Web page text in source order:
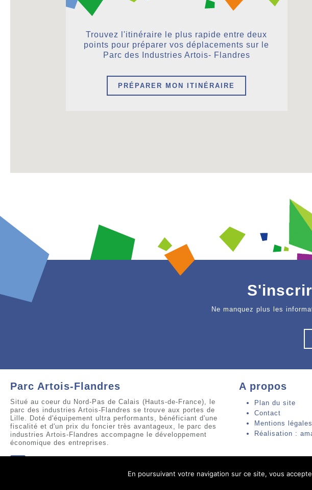
Trouvez l'itinéraire le plus rapide entre deux
points pour préparer vos déplacements sur le
Parc des Industries Artois- Flandres
PRÉPARER MON ITINÉRAIRE
Ne manquez plus les
Parc Artois-Flandres
Situé au coeur du Nord-Pas de Calais (Hauts-de-France), le
parc des industries Artois-Flandres se trouve aux portes de
Lille. Doté d'équipement ultra performants, bénéficiant d'une
fiscalité et d'un prix du foncier très avantageux, le parc des
industries Artois-Flandres accompagne le développement
économique des entreprises.
A propos
Plan du site
Contact
Mentions légales
Réalisation :
En poursuivant votre navigation sur ce site, vous